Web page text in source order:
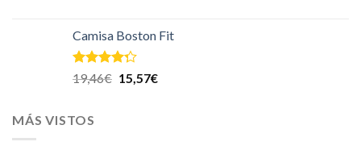
Camisa Boston Fit
Valorado
en
19,46€ 15,57€
MÁS VISTOS